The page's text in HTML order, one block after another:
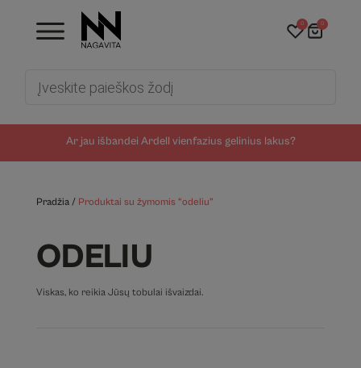
Ar jau išbandei Ardell vienfazius gelinius lakus?
0 0
Pradžia/ Produktai su žymomis “odeliu”
ODELIU
Viskas, ko reikia Jūsų tobulai išvaizdai.